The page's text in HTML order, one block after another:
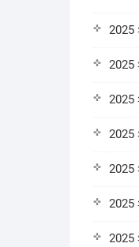
2025
2025
2025
2025
2025
2025
2025